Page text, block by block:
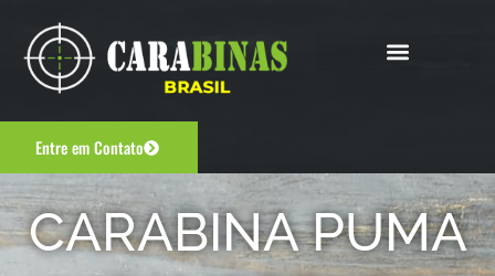
Entre em Contato
CARABINA PUMA